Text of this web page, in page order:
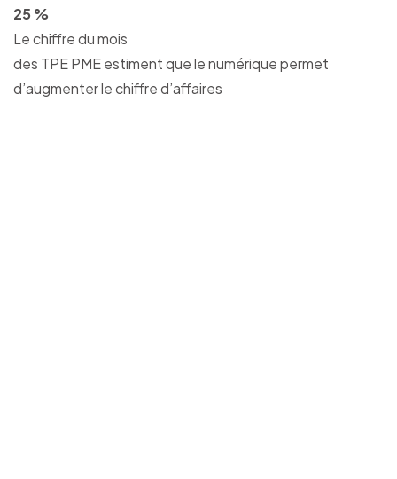
25 %
Le chiffre du mois
des TPE PME estiment que le numérique permet
d’augmenter le chiffre d’affaires